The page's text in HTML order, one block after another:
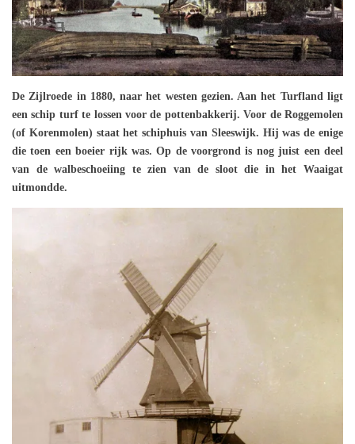
De Zijlroede in 1880, naar het westen gezien. Aan het Turfland ligt
een schip turf te lossen voor de pottenbakkerij. Voor de Roggemolen
(of Korenmolen) staat het schiphuis van Sleeswijk. Hij was de enige
die toen een boeier rijk was. Op de voorgrond is nog juist een deel
van de walbeschoeiing te zien van de sloot die in het Waaigat
uitmondde.